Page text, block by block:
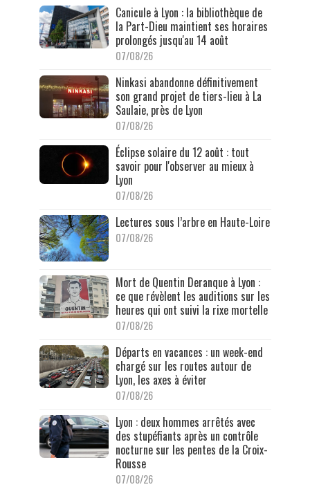
Canicule à Lyon : la bibliothèque de
la Part-Dieu maintient ses horaires
prolongés jusqu'au 14 août
07/08/26
Ninkasi abandonne définitivement
son grand projet de tiers-lieu à La
Saulaie, près de Lyon
07/08/26
Éclipse solaire du 12 août : tout
savoir pour l'observer au mieux à
Lyon
07/08/26
Lectures sous l’arbre en Haute-Loire
07/08/26
Mort de Quentin Deranque à Lyon :
ce que révèlent les auditions sur les
heures qui ont suivi la rixe mortelle
07/08/26
Départs en vacances : un week-end
chargé sur les routes autour de
Lyon, les axes à éviter
07/08/26
Lyon : deux hommes arrêtés avec
des stupéfiants après un contrôle
nocturne sur les pentes de la Croix-
Rousse
07/08/26